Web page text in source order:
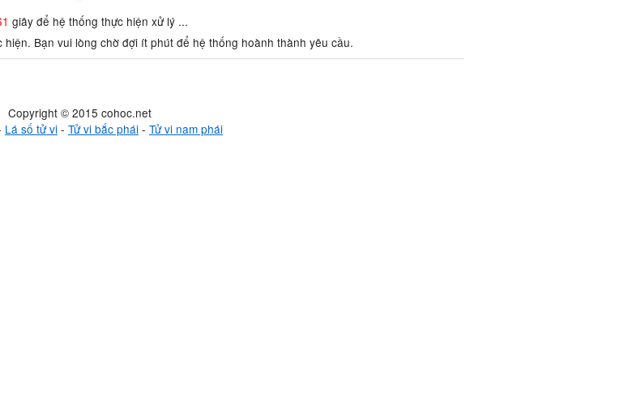
giây để hệ thống thực hiện xử lý ...
Bạn vui lòng chờ đợi ít phút để hệ thống hoành thành yêu cầu.
Copyright © 2015 cohoc.net
Lá số tử vi - Tử vi bắc phái - Tử vi nam phái